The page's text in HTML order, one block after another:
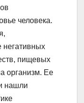
человека.
пищевых
организм. Ее
нашли